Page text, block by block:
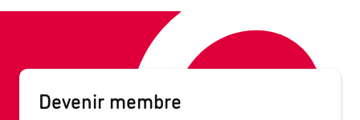
Devenir membre